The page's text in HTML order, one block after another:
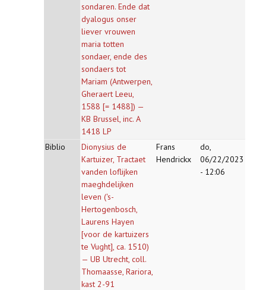
sondaren. Ende dat
dyalogus onser
liever vrouwen
maria totten
sondaer, ende des
sondaers tot
Mariam (Antwerpen,
Gheraert Leeu,
1588 [= 1488]) —
KB Brussel, inc. A
1418 LP
Biblio
Dionysius de
Kartuizer, Tractaet
vanden loflijken
maeghdelijken
leven ('s-
Hertogenbosch,
Laurens Hayen
[voor de kartuizers
te Vught], ca. 1510)
— UB Utrecht, coll.
Thomaasse, Rariora,
kast 2-91
Frans
Hendrickx
do,
06/22/2023
- 12:06